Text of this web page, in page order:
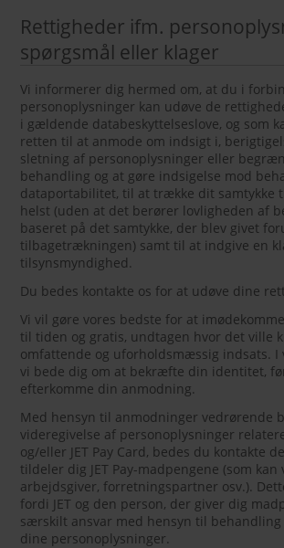
Rettigheder ifm.
spørgsmål eller klager
Vi informerer dig hermed om, at du i
personoplysninger kan udøve de
i gældende databeskyttelseslove, og som
retten til at anmode om indsigt i,
sletning af personoplysninger eller
behandling og at gøre indsigelse mod
dataportabilitet, til at trække dit samtykke
helst (uden at det berører lovligheden af
baseret på det samtykke, der blev givet
tilbagetrækningen) samt til at indgive en
tilsynsmyndighed.
Du bedes kontakte os for at udøve dine
Vi vil gøre vores bedste for at
til tiden og gratis, undtagen hvor det ville
omfattende og uforholdsmæssig indsats. I
vi bede dig om at bekræfte din identitet,
efterkomme din anmodning.
Med hensyn til anmodninger vedrørende
videregivelse af personoplysninger
og/eller JET Pay Card, bedes du kontakte
tildeler dig JET Pay-madpengene (som
arbejdsgiver, forretningspartner osv.).
fordi JET og den person, der giver dig
særskilt ansvar med hensyn til behandling
dine personoplysninger.